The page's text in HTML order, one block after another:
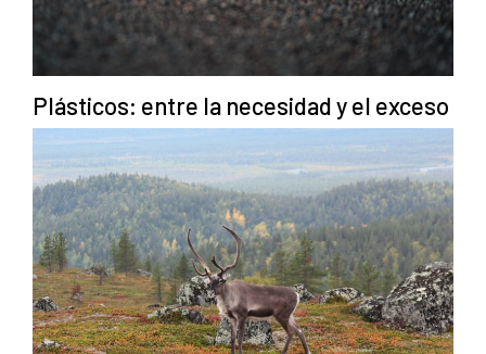
Plásticos: entre la necesidad y el exceso